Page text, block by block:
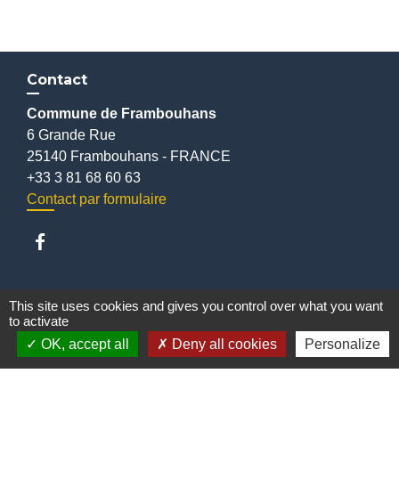
Contact
Commune de Frambouhans
6 Grande Rue
25140 Frambouhans - FRANCE
+33 3 81 68 60 63
Contact par formulaire
Liens
Communauté de communes
This site uses cookies and gives you control over what you want
to activate
OK, accept all
Deny all cookies Personalize